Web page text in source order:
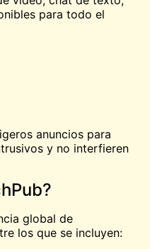
para todo el
anuncios para
y no interfieren
global de
los que se incluyen: